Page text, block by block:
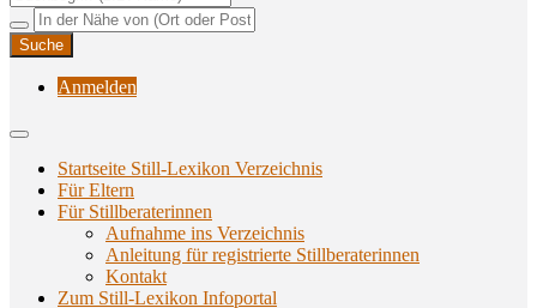
Still-lexikon Verzeichnis
Unterstützungsangebote rund ums Stillen
Anmelden
Startseite Still-Lexikon Verzeichnis
Für Eltern
Für Stillberaterinnen
Aufnahme ins Verzeichnis
Anlei­tung für regis­trier­te Stillberaterinnen
Kon­takt
Zum Still-Lexikon Infoportal